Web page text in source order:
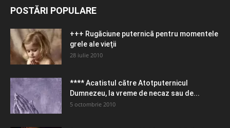
POSTĂRI POPULARE
+++ Rugăciune puternică pentru momentele
grele ale vieţii
28 iulie 2010
**** Acatistul către Atotputernicul
Dumnezeu, la vreme de necaz sau de...
5 octombrie 2010